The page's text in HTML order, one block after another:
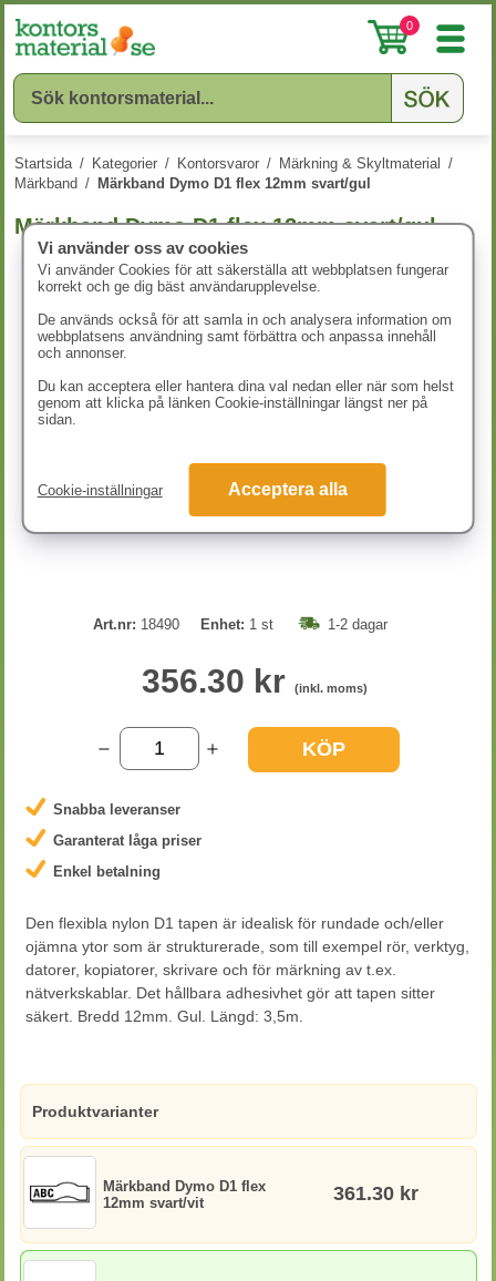
0
Startsida / Kategorier / Kontorsvaror / Märkning & Skyltmaterial /
Märkband / Märkband Dymo D1 flex 12mm svart/gul
Märkband Dymo D1 flex 12mm svart/gul
Art.nr: 18490 Enhet: 1 st 1-2 dagar
356.30 kr (inkl. moms)
KÖP
Snabba leveranser
Garanterat låga priser
Enkel betalning
Den flexibla nylon D1 tapen är idealisk för rundade och/eller
ojämna ytor som är strukturerade, som till exempel rör, verktyg,
datorer, kopiatorer, skrivare och för märkning av t.ex.
nätverkskablar. Det hållbara adhesivhet gör att tapen sitter
säkert. Bredd 12mm. Gul. Längd: 3,5m.
Produktvarianter
Märkband Dymo D1 flex
12mm svart/vit
361.30 kr
Vi använder oss av cookies
Vi använder Cookies för att säkerställa att webbplatsen fungerar
korrekt och ge dig bäst användarupplevelse.
De används också för att samla in och analysera information om
webbplatsens användning samt förbättra och anpassa innehåll
och annonser.
Du kan acceptera eller hantera dina val nedan eller när som helst
genom att klicka på länken Cookie-inställningar längst ner på
sidan.
Cookie-inställningar Acceptera alla